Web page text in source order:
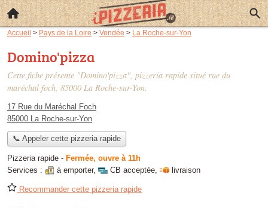
Accueil > Pays de la Loire > Vendée > La Roche-sur-Yon
Domino'pizza
Cette fiche présente "Domino'pizza", pizzeria rapide situé rue du
maréchal foch, 85000 La Roche-sur-Yon.
17 Rue du Maréchal Foch
85000 La Roche-sur-Yon
📞 Appeler cette pizzeria rapide
Pizzeria rapide - Fermée, ouvre à 11h
Services :
à emporter, CB acceptée, livraison
Recommander cette pizzeria rapide